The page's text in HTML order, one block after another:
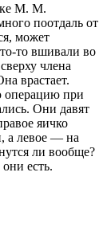
М. М.
поотдаль от
может
то вшивали во
члена
врастает.
операцию при
Они давят
яичко
а левое — на
ли вообще?
есть.